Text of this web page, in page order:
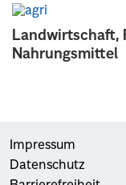
Landwirtschaft,
Nahrungsmittel
Impressum
Datenschutz